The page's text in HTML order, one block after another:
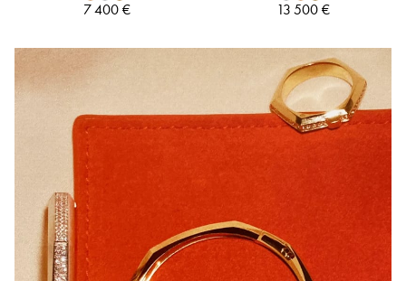
7 400 € 13 500 €